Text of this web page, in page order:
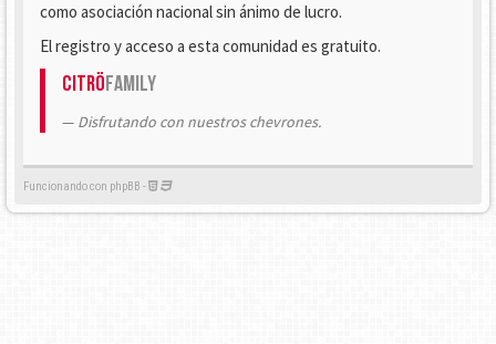
como asociación nacional sin ánimo de lucro.
El registro y acceso a esta comunidad es gratuito.
CitröFamily
Disfrutando con nuestros chevrones.
Funcionando con phpBB -